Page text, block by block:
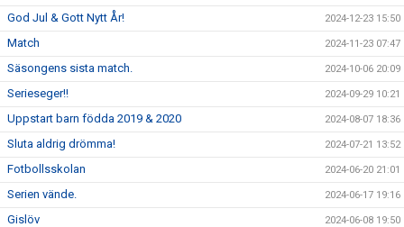
God Jul & Gott Nytt År! 2024-12-23 15:50
Match 2024-11-23 07:47
Säsongens sista match. 2024-10-06 20:09
Serieseger!! 2024-09-29 10:21
Uppstart barn födda 2019 & 2020 2024-08-07 18:36
Sluta aldrig drömma! 2024-07-21 13:52
Fotbollsskolan 2024-06-20 21:01
Serien vände. 2024-06-17 19:16
Gislöv 2024-06-08 19:50